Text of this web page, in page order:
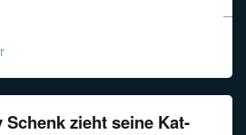
zieht seine Kat-